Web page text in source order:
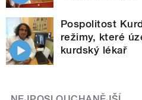
Pospolitost
režimy, které
kurdský lékař